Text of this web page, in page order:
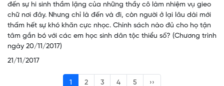
đến sự hi sinh thầm lặng của những thầy cô làm nhiệm vụ gieo
chữ nơi đây. Nhưng chỉ là đến và đi, còn người ở lại lâu dài mới
thấm hết sự khó khăn cực nhọc. Chính sách nào đủ cho họ tận
tâm gắn bó với các em học sinh dân tộc thiểu số? (Chương trình
ngày 20/11/2017)
21/11/2017
1 2 3 4 5 ››